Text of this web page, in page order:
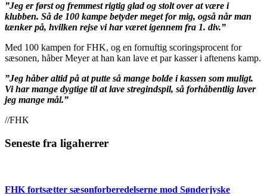
”Jeg er først og fremmest rigtig glad og stolt over at være i
klubben. Så de 100 kampe betyder meget for mig, også når man
tænker på, hvilken rejse vi har været igennem fra 1. div.”
Med 100 kampen for FHK, og en fornuftig scoringsprocent for
sæsonen, håber Meyer at han kan lave et par kasser i aftenens kamp.
”Jeg håber altid på at putte så mange bolde i kassen som muligt.
Vi har mange dygtige til at lave stregindspil, så forhåbentlig laver
jeg mange mål.”
//FHK
Seneste fra ligaherrer
FHK fortsætter sæsonforberedelserne mod Sønderjyske